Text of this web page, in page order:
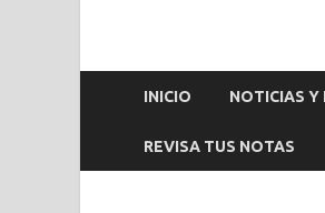
INICIO NOTICIAS Y
REVISA TUS NOTAS